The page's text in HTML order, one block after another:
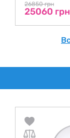
26850 грн
25060 грн